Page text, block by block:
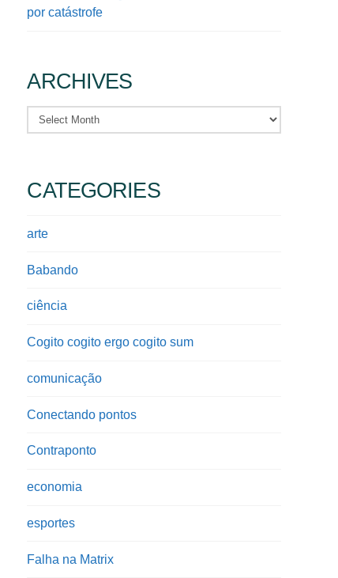
por catástrofe
ARCHIVES
Archives
CATEGORIES
arte
Babando
ciência
Cogito cogito ergo cogito sum
comunicação
Conectando pontos
Contraponto
economia
esportes
Falha na Matrix